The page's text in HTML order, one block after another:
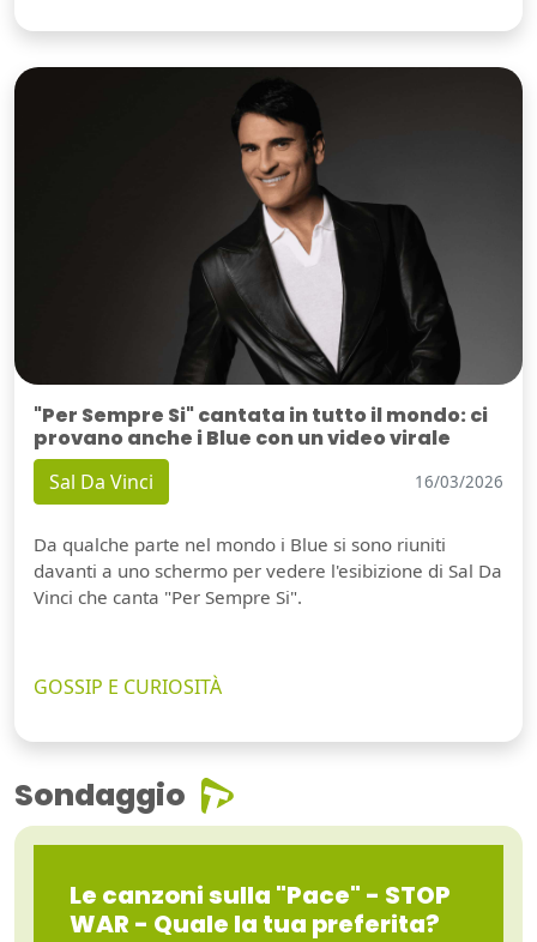
Guarda video
"Per Sempre Si" cantata in tutto il mondo: ci
provano anche i Blue con un video virale
Sal Da Vinci 16/03/2026
Da qualche parte nel mondo i Blue si sono riuniti
davanti a uno schermo per vedere l'esibizione di Sal Da
Vinci che canta "Per Sempre Si".
GOSSIP E CURIOSITÀ
Sondaggio
Le canzoni sulla "Pace" - STOP
WAR - Quale la tua preferita?